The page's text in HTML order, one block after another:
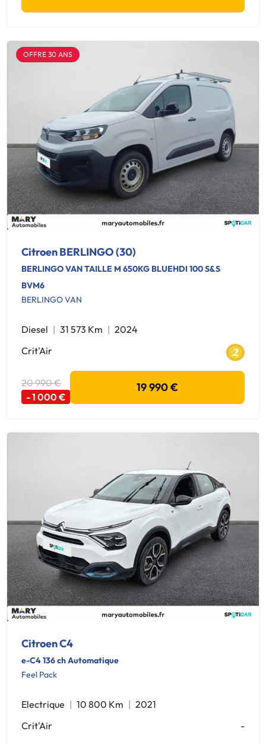
OFFRE 30 ANS
Citroen BERLINGO (30)
BERLINGO VAN TAILLE M 650KG BLUEHDI 100 S&S
BVM6
BERLINGO VAN
Diesel 31 573 Km
2024
Crit'Air
20 990 €
- 1 000 €
19 990 €
Citroen C4
e-C4 136 ch Automatique
Feel Pack
Electrique 10 800 Km
2021
Crit'Air
-